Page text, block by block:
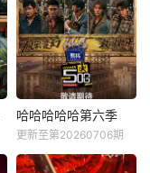
哈哈哈哈哈第六季
更新至第20260706期